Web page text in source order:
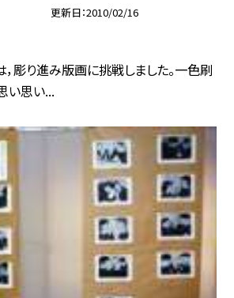
更新日 2010/02/16
彫り進み版画に挑戦しました。一色刷
い思い...